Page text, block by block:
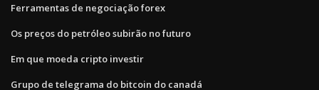
Ferramentas de negociação forex
Os preços do petróleo subirão no futuro
Em que moeda cripto investir
Grupo de telegrama do bitcoin do canadá